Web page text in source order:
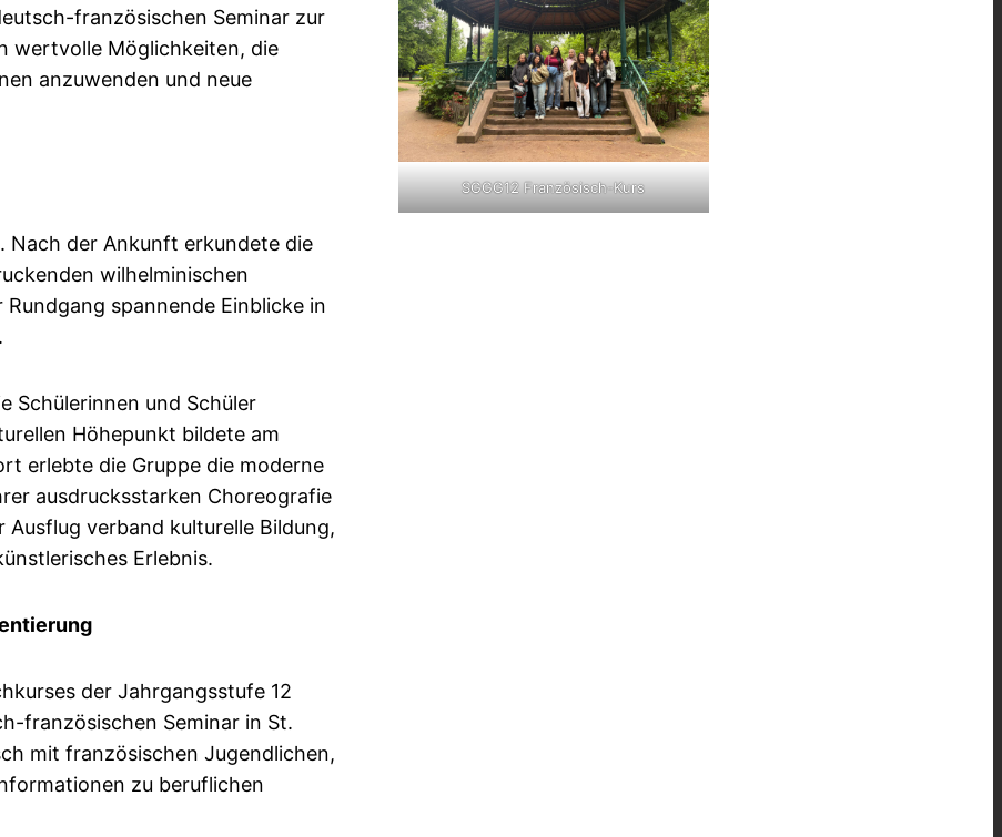
französischen Seminar zur
wertvolle Möglichkeiten, die
anzuwenden und neue
Nach der Ankunft erkundete die
wilhelminischen
spannende Einblicke in
Schülerinnen und Schüler
Höhepunkt bildete am
erlebte die Gruppe die moderne
ausdrucksstarken Choreografie
verband kulturelle Bildung,
Erlebnis.
der Jahrgangsstufe 12
französischen Seminar in St.
mit französischen Jugendlichen,
zu beruflichen
SGGG12 Französisch-Kurs